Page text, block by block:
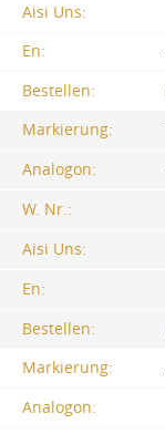
Aisi Uns:
En:
Bestellen:
Markierung:
Analogon:
W. Nr.:
Aisi Uns:
En:
Bestellen:
Markierung:
Analogon: